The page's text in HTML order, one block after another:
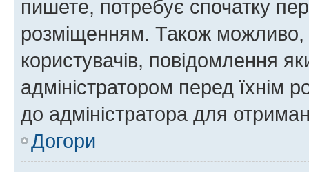
пишете, потребує спочатку
розміщенням. Також можливо,
користувачів, повідомлення
адміністратором перед їхнім
до адміністратора для
Догори